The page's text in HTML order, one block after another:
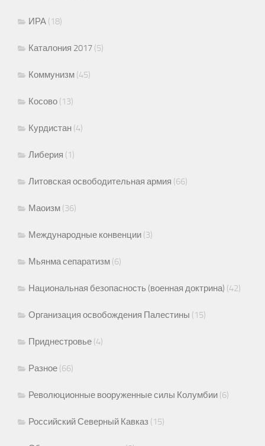
ИРА (18)
Каталония 2017 (5)
Коммунизм (45)
Косово (13)
Курдистан (4)
Либерия (1)
Литовская освободительная армия (66)
Маоизм (36)
Международные конвенции (3)
Мьянма сепаратизм (6)
Национальная безопасность (военная доктрина) (42)
Организация освобождения Палестины (15)
Приднестровье (4)
Разное (66)
Революционные вооруженные силы Колумбии (6)
Российский Северный Кавказ (15)